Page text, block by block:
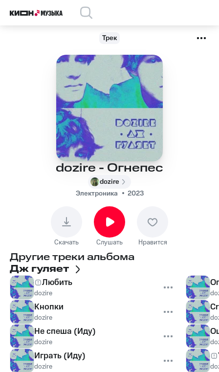
Трек
dozire - Огнепес
dozire
Электроника
2023
Скачать Слушать Нравится
Другие треки альбома
Дж гуляет
Любить
dozire
Кнопки
dozire
Не спеша (Иду)
dozire
Играть (Иду)
dozire